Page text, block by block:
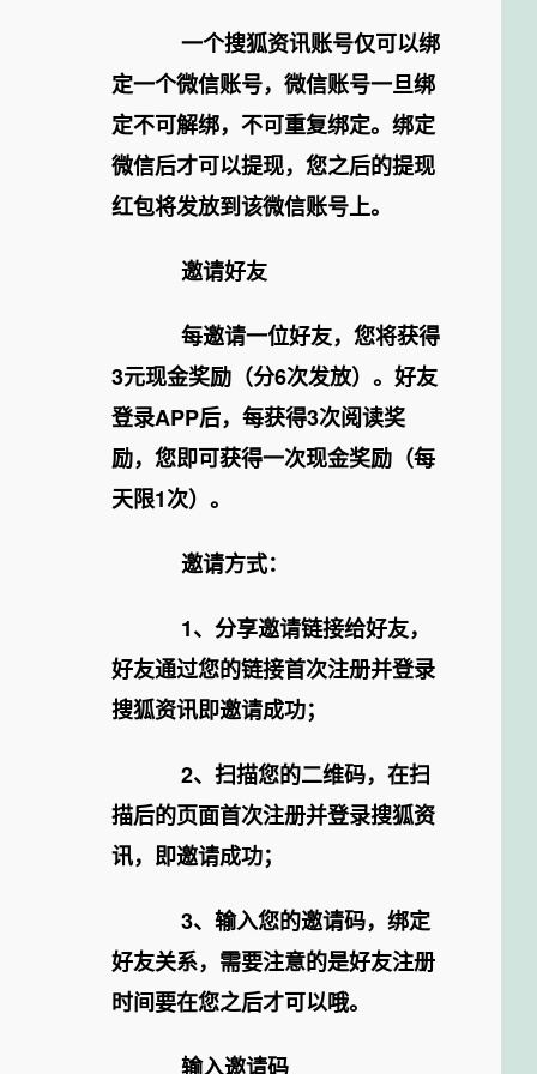
一个搜狐资讯账号仅可以绑
定一个微信账号，微信账号一旦绑
定不可解绑，不可重复绑定。绑定
微信后才可以提现，您之后的提现
红包将发放到该微信账号上。
邀请好友
每邀请一位好友，您将获得
3元现金奖励（分6次发放）。好友
登录APP后，每获得3次阅读奖
励，您即可获得一次现金奖励（每
天限1次）。
邀请方式：
1、分享邀请链接给好友，
好友通过您的链接首次注册并登录
搜狐资讯即邀请成功；
2、扫描您的二维码，在扫
描后的页面首次注册并登录搜狐资
讯，即邀请成功；
3、输入您的邀请码，绑定
好友关系，需要注意的是好友注册
时间要在您之后才可以哦。
输入邀请码